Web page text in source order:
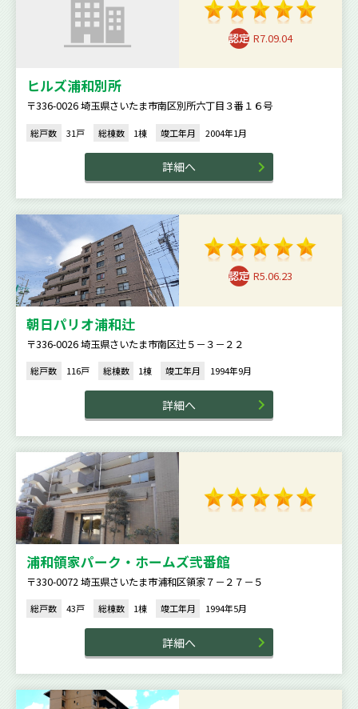
R7.09.04
ヒルズ浦和別所
〒336-0026 埼玉県さいたま市南区別所六丁目３番１６号
総戸数 31戸 総棟数 1棟 竣工年月 2004年1月
詳細へ
R5.06.23
朝日パリオ浦和辻
〒336-0026 埼玉県さいたま市南区辻５－３－２２
総戸数 116戸 総棟数 1棟 竣工年月 1994年9月
詳細へ
浦和領家パーク・ホームズ弐番館
〒330-0072 埼玉県さいたま市浦和区領家７－２７－５
総戸数 43戸 総棟数 1棟 竣工年月 1994年5月
詳細へ